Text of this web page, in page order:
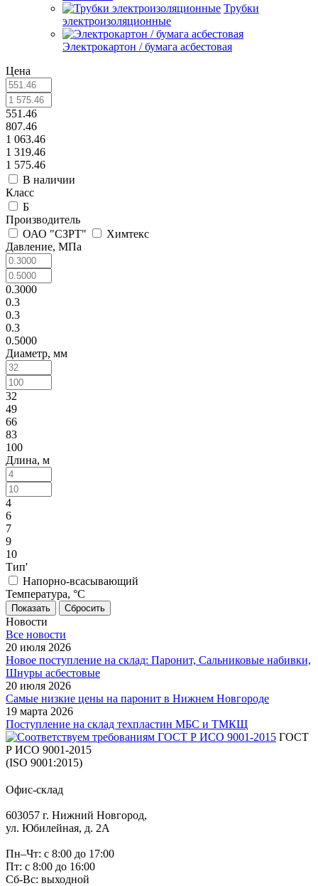
Трубки
электроизоляционные
Электрокартон / бумага асбестовая
Цена
551.46
807.46
1 063.46
1 319.46
1 575.46
В наличии
Класс
Б
Производитель
ОАО "СЗРТ"
Химтекс
Давление, МПа
0.3000
0.3
0.3
0.3
0.5000
Диаметр, мм
32
49
66
83
100
Длина, м
4
6
7
9
10
Тип'
Напорно-всасывающий
Температура, °C
Сбросить
Новости
Все новости
20 июля 2026
Новое поступление на склад: Паронит, Сальниковые набивки,
Шнуры асбестовые
20 июля 2026
Самые низкие цены на паронит в Нижнем Новгороде
19 марта 2026
Поступление на склад техпластин МБС и ТМКЩ
ГОСТ
Р ИСО 9001-2015
(ISO 9001:2015)
Офис-склад
603057 г. Нижний Новгород,
ул. Юбилейная, д. 2А
Пн–Чт: с 8:00 до 17:00
Пт: с 8:00 до 16:00
Сб-Вс: выходной